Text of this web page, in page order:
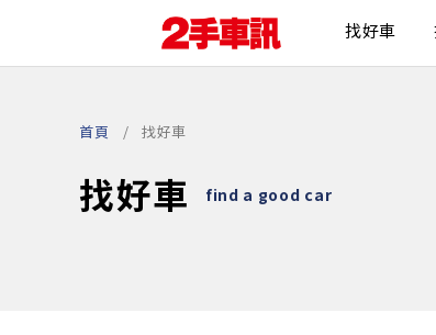
找好車
首頁 找好車
找好車 find a good car